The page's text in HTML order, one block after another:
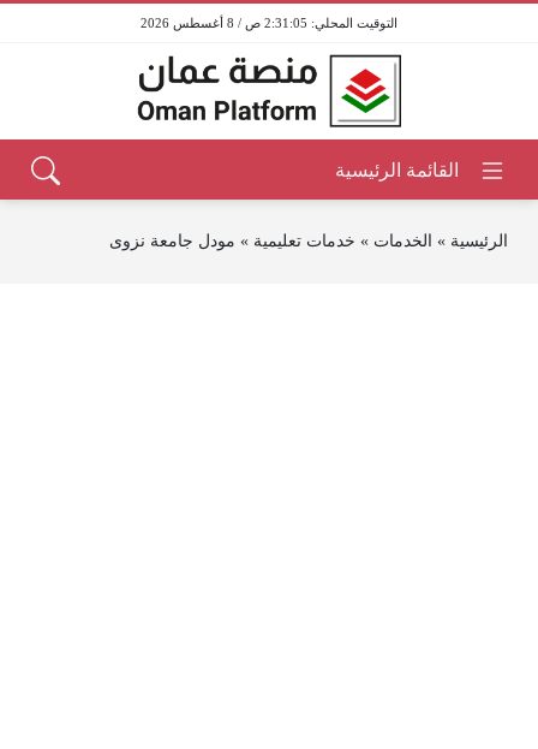
2:31:05 ص / 8 أغسطس 2026
الرئيسية » الخدمات » خدمات تعليمية » مودل جامعة نزوى